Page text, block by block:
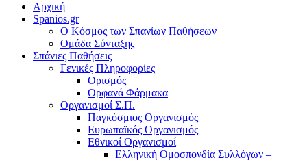
Αρχική
Spanios.gr
Ο Κόσμος των Σπανίων Παθήσεων
Ομάδα Σύνταξης
Σπάνιες Παθήσεις
Γενικές Πληροφορίες
Ορισμός
Ορφανά Φάρμακα
Οργανισμοί Σ.Π.
Παγκόσμιος Οργανισμός
Ευρωπαϊκός Οργανισμός
Εθνικοί Οργανισμοί
Ελληνική Ομοσπονδία Συλλόγων –